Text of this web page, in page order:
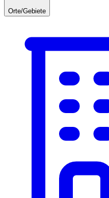
Orte/Gebiete